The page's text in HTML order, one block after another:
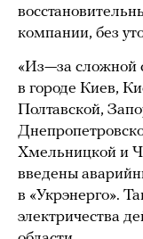
компании, без
«Из—за сложной
в городе Киев,
Полтавской,
Хмельницкой и
введены
в «Укрэнерго».
электричества